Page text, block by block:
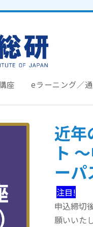
座 eラーニング／
近年
ト
ーパ
注目!
申込締切
願いいた